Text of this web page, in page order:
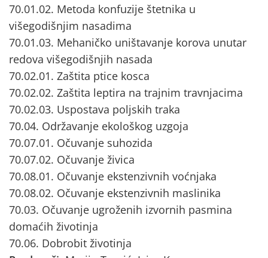
70.01.02. Metoda konfuzije štetnika u
višegodišnjim nasadima
70.01.03. Mehaničko uništavanje korova unutar
redova višegodišnjih nasada
70.02.01. Zaštita ptice kosca
70.02.02. Zaštita leptira na trajnim travnjacima
70.02.03. Uspostava poljskih traka
70.04. Održavanje ekološkog uzgoja
70.07.01. Očuvanje suhozida
70.07.02. Očuvanje živica
70.08.01. Očuvanje ekstenzivnih voćnjaka
70.08.02. Očuvanje ekstenzivnih maslinika
70.03. Očuvanje ugroženih izvornih pasmina
domaćih životinja
70.06. Dobrobit životinja